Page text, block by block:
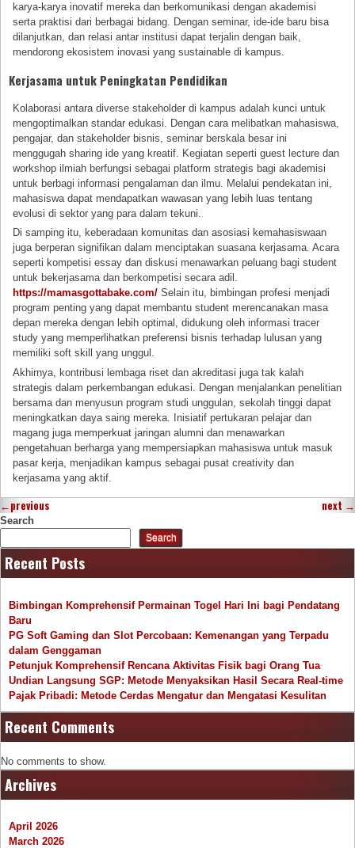
karya-karya inovatif mereka dan berkomunikasi dengan akademisi
serta praktisi dari berbagai bidang. Dengan seminar, ide-ide baru bisa
dilanjutkan, dan relasi antar institusi dapat terjalin dengan baik,
mendorong ekosistem inovasi yang sustainable di kampus.
Kerjasama untuk Peningkatan Pendidikan
Kolaborasi antara diverse stakeholder di kampus adalah kunci untuk
mengoptimalkan standar edukasi. Dengan cara melibatkan mahasiswa,
pengajar, dan stakeholder bisnis, seminar berskala besar ini
menggugah sharing ide yang kreatif. Kegiatan seperti guest lecture dan
workshop ilmiah berfungsi sebagai platform strategis bagi akademisi
untuk berbagi informasi pengalaman dan ilmu. Melalui pendekatan ini,
mahasiswa dapat mendapatkan wawasan yang lebih luas tentang
evolusi di sektor yang para dalam tekuni.
Di samping itu, keberadaan komunitas dan asosiasi kemahasiswaan
juga berperan signifikan dalam menciptakan suasana kerjasama. Acara
seperti kompetisi essay dan diskusi menawarkan peluang bagi student
untuk bekerjasama dan berkompetisi secara adil.
https://mamasgottabake.com/ Selain itu, bimbingan profesi menjadi
program penting yang dapat membantu student merencanakan masa
depan mereka dengan lebih optimal, didukung oleh informasi tracer
study yang memperlihatkan preferensi bisnis terhadap lulusan yang
memiliki soft skill yang unggul.
Akhirnya, kontribusi lembaga riset dan akreditasi juga tak kalah
strategis dalam perkembangan edukasi. Dengan menjalankan penelitian
bersama dan menyusun program studi unggulan, sekolah tinggi dapat
meningkatkan daya saing mereka. Inisiatif pertukaran pelajar dan
magang juga memperkuat jaringan alumni dan menawarkan
pengetahuan berharga yang mempersiapkan mahasiswa untuk masuk
pasar kerja, menjadikan kampus sebagai pusat creativity dan
kerjasama yang aktif.
←previous next →
Search
Search
Recent Posts
Bimbingan Komprehensif Permainan Togel Hari Ini bagi Pendatang
Baru
PG Soft Gaming dan Slot Percobaan: Kemenangan yang Terpadu
dalam Genggaman
Petunjuk Komprehensif Rencana Aktivitas Fisik bagi Orang Tua
Undian Langsung SGP: Metode Menyaksikan Hasil Secara Real-time
Pajak Pribadi: Metode Cerdas Mengatur dan Mengatasi Kesulitan
Recent Comments
No comments to show.
Archives
April 2026
March 2026